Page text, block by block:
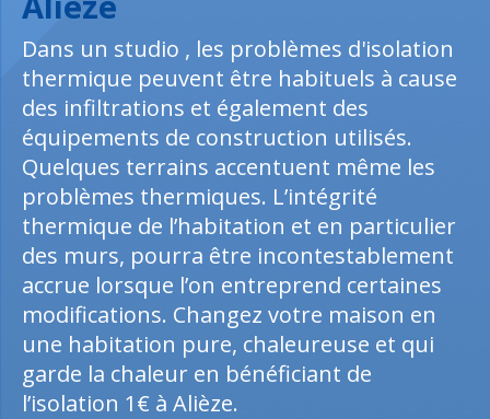
Dans un studio , les problèmes d'isolation
thermique peuvent être habituels à cause
des infiltrations et également des
équipements de construction utilisés.
Quelques terrains accentuent même les
problèmes thermiques. L’intégrité
thermique de l’habitation et en particulier
des murs, pourra être incontestablement
accrue lorsque l’on entreprend certaines
modifications. Changez votre maison en
une habitation pure, chaleureuse et qui
garde la chaleur en bénéficiant de
l’isolation 1€ à Alièze.